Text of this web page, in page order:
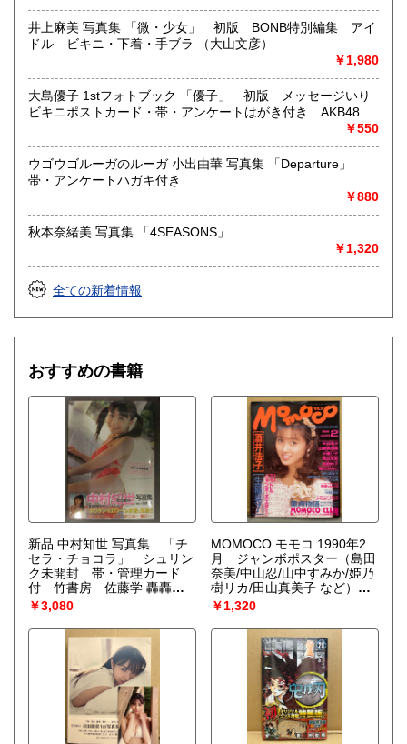
お取引内容は、ご依頼されたあとの返信メールに、さらに詳
しく説明した文章をお付けしております。ご安心ください。
趣味、サブカルチャー、古書一般（その他）
女優・アイドル・グラビア・アダルトや映画・マンガ等
井上麻美 写真集 「微・少女」 初版 BONB特別編集 アイ
ドル ビキニ・下着・手ブラ （大山文彦）
￥1,980
大島優子 1stフォトブック 「優子」 初版 メッセージいり
ビキニポストカード・帯・アンケートはがき付き AKB48
￥550
ウゴウゴルーガのルーガ 小出由華 写真集 「Departure」
帯・アンケートハガキ付き
￥880
秋本奈緒美 写真集 「4SEASONS」
￥1,320
全ての新着情報
おすすめの書籍
新品 中村知世 写真集 「チ
セラ・チョコラ」 シュリン
ク未開封 帯・管理カード
付 竹書房 佐藤学 轟轟戦
隊ボウケンジャー イエロー
￥3,080
MOMOCO モモコ 1990年2
月 ジャンボポスター（島田
奈美/中山忍/山中すみか/姫乃
樹リカ/田山真美子 など）・
アイドルシール・カセットレ
ーベル付き 酒井法子 15p・
生稲晃子 10p・山崎真由美・
西野妙子・諸江みなこ・増田
未亜・中條リザ・本田理沙・
田村英里子・河田純子 他
￥1,320